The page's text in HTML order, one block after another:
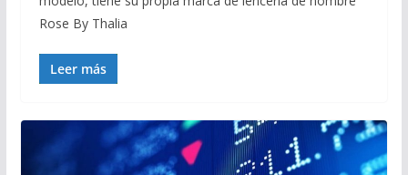
Rose By Thalia
Leer más